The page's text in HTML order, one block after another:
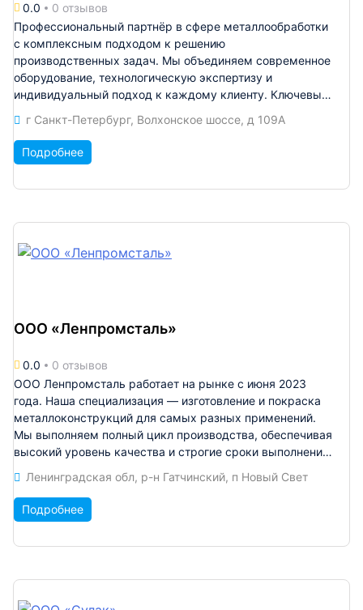
0.0
0 отзывов
Профессиональный партнёр в сфере металлообработки
с комплексным подходом к решению
производственных задач. Мы объединяем современное
оборудование, технологическую экспертизу и
индивидуальный подход к каждому клиенту. Ключевые
направления: Лазерная резка листового/трубного
проката -Листорез 5 кВт 1500х6000 -Листорез 2 кВт
1500х3000 -Труборез 3 кВт от 10х10 мм до 230 мм
-Труборез 1.5 кВт от 10х10 мм до 120 мм. Гибка
металлоконструкций под ключ -Более 1000 кв.м.
производственных площадей (сварочный участок,
участок сборки), что позволяет простраивать серийный
г Санкт-Петербург, Волхонское шоссе, д 109А
Подробнее
ООО «Ленпромсталь»
0.0
0 отзывов
ООО Ленпромсталь работает на рынке с июня 2023
года. Наша специализация — изготовление и покраска
металлоконструкций для самых разных применений.
Мы выполняем полный цикл производства, обеспечивая
высокий уровень качества и строгие сроки выполнения
работ. Производственные мощности Максимальный
объём производства — до 100 тонн
металлоконструкций в месяц. Полный цикл
производства: разработка КМД (конструктивная
металлических ангаров, каркасов, рам, колонн и
конструкций специального назначения; Сварочные
Ленинградская обл, р-н Гатчинский, п Новый Свет
Подробнее